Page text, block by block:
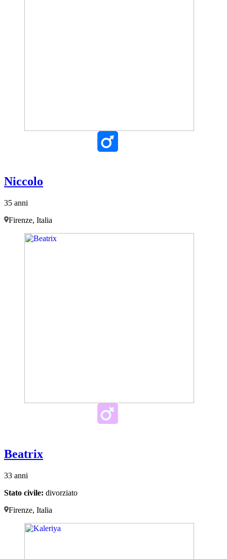
Niccolo
35 anni
Firenze, Italia
Beatrix
33 anni
Stato civile: divorziato
Firenze, Italia